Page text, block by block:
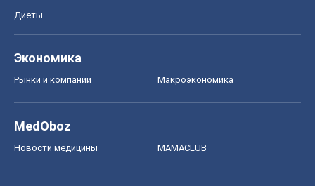
Диеты
Экономика
Рынки и компании Mакроэкономика
MedOboz
Новости медицины MAMACLUB